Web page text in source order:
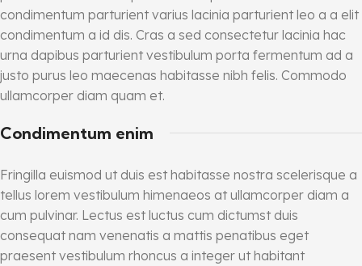
condimentum parturient varius lacinia parturient leo a a elit
condimentum a id dis. Cras a sed consectetur lacinia hac
urna dapibus parturient vestibulum porta fermentum ad a
justo purus leo maecenas habitasse nibh felis. Commodo
ullamcorper diam quam et.
Condimentum enim
Fringilla euismod ut duis est habitasse nostra scelerisque a
tellus lorem vestibulum himenaeos at ullamcorper diam a
cum pulvinar. Lectus est luctus cum dictumst duis
consequat nam venenatis a mattis penatibus eget
praesent vestibulum rhoncus a integer ut habitant